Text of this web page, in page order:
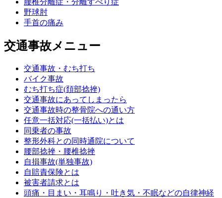
腰椎分離症・分離すべり症
野球肘
手首の痛み
交通事故メニュー
交通事故・むち打ち
バイク事故
むち打ち症(頚部捻挫)
交通事故にあってしまったら
交通事故時の整骨院への通い方
任意一括対応(一括払い)とは
同乗者の事故
整形外科との同時通院について
腰部捻挫・腰椎捻挫
自損事故(単独事故)
自賠責保険とは
被害者請求とは
頭痛・目まい・耳鳴り・吐き気・不眠などの自律神経